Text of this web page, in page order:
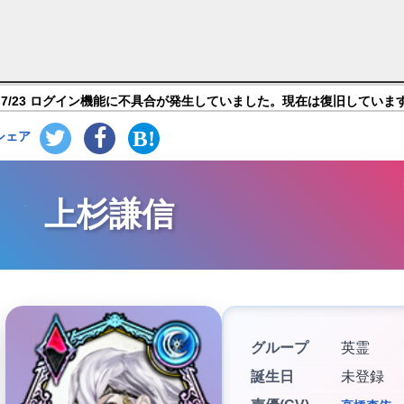
7/23 ログイン機能に不具合が発生していました。現在は復旧していま
ェア
上杉謙信
グループ
英霊
誕生日
未登録